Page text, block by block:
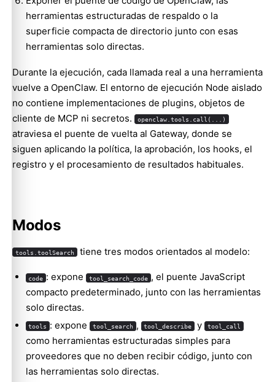
herramientas estructuradas de respaldo o la
superficie compacta de directorio junto con esas
herramientas solo directas.
Durante la ejecución, cada llamada real a una herramienta
vuelve a OpenClaw. El entorno de ejecución Node aislado
no contiene implementaciones de plugins, objetos de
cliente de MCP ni secretos.
openclaw.tools.call(...)
atraviesa el puente de vuelta al Gateway, donde se
siguen aplicando la política, la aprobación, los hooks, el
registro y el procesamiento de resultados habituales.
Modos
tools.toolSearch tiene tres modos orientados al modelo:
code : expone tool_search_code , el puente JavaScript
compacto predeterminado, junto con las herramientas
solo directas.
tools : expone tool_search , tool_describe y tool_call
como herramientas estructuradas simples para
proveedores que no deben recibir código, junto con
las herramientas solo directas.